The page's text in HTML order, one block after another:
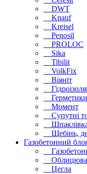
DWT
Knauf
Kreisel
Penosil
PROLOC
Sika
Tibilit
VolkFix
Віяніт
Момент
Супутні
Щебінь,
Газобетонний
Цегла